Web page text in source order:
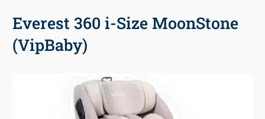
Everest 360 i-Size MoonStone
(VipBaby)